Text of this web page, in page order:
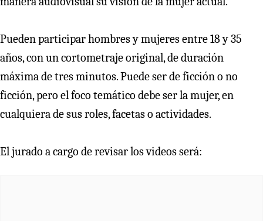
Pueden participar hombres y mujeres entre 18 y 35
años, con un cortometraje original, de duración
máxima de tres minutos. Puede ser de ficción o no
ficción, pero el foco temático debe ser la mujer, en
cualquiera de sus roles, facetas o actividades.
El jurado a cargo de revisar los videos será: